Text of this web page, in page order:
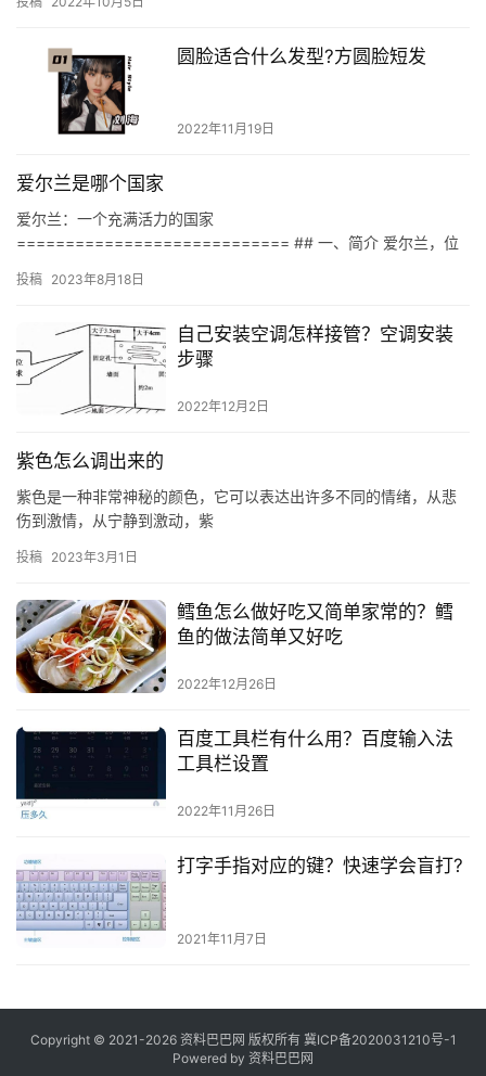
圆脸适合什么发型?方圆脸短发
2022年11月19日
爱尔兰是哪个国家
爱尔兰：一个充满活力的国家
============================ ## 一、简介 爱尔兰，位
一个充满活力…
投稿 2023年8月18日
自己安装空调怎样接管？空调安装
步骤
2022年12月2日
紫色怎么调出来的
紫色是一种非常神秘的颜色，它可以表达出许多不同的情绪，从悲
伤到激情，从宁静到激动，紫
投稿 2023年3月1日
鳕鱼怎么做好吃又简单家常的？鳕
鱼的做法简单又好吃
2022年12月26日
百度工具栏有什么用？百度输入法
工具栏设置
2022年11月26日
打字手指对应的键？快速学会盲打?
2021年11月7日
Copyright © 2021-2026 资料巴巴网 版权所有 冀ICP备2020031210号-1
Powered by 资料巴巴网